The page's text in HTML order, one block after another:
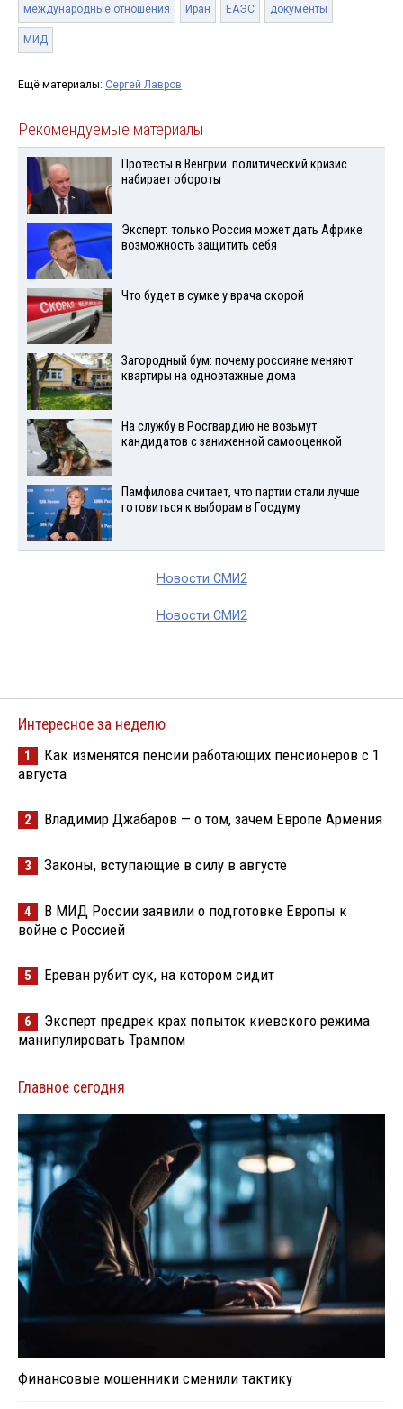
международные отношения Иран ЕАЭС документы
МИД
Ещё материалы: Сергей Лавров
Рекомендуемые материалы
Протесты в Венгрии: политический кризис
набирает обороты
Эксперт: только Россия может дать Африке
возможность защитить себя
Что будет в сумке у врача скорой
Загородный бум: почему россияне меняют
квартиры на одноэтажные дома
На службу в Росгвардию не возьмут
кандидатов с заниженной самооценкой
Памфилова считает, что партии стали лучше
готовиться к выборам в Госдуму
Новости СМИ2
Новости СМИ2
Интересное за неделю
1
Как изменятся пенсии работающих пенсионеров с 1
августа
2 Владимир Джабаров — о том, зачем Европе Армения
3 Законы, вступающие в силу в августе
4
В МИД России заявили о подготовке Европы к
войне с Россией
5 Ереван рубит сук, на котором сидит
6
Эксперт предрек крах попыток киевского режима
манипулировать Трампом
Главное сегодня
Финансовые мошенники сменили тактику